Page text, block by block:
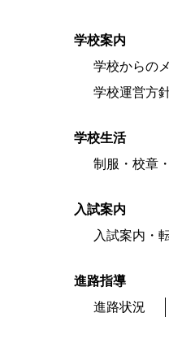
学校案内
学校からの
学校運営方
学校生活
制服・校章
入試案内
入試案内・
進路指導
進路状況